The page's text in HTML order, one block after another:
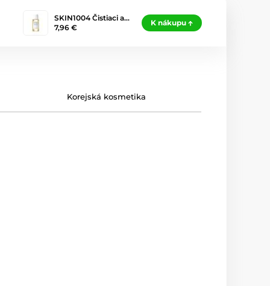
SKIN1004 Čistiaci a…
7,96 €
K nákupu
Korejská kosmetika